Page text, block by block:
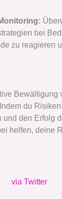
bei
zu reagieren
du
den Erfolg
helfen, deine
via Twitter